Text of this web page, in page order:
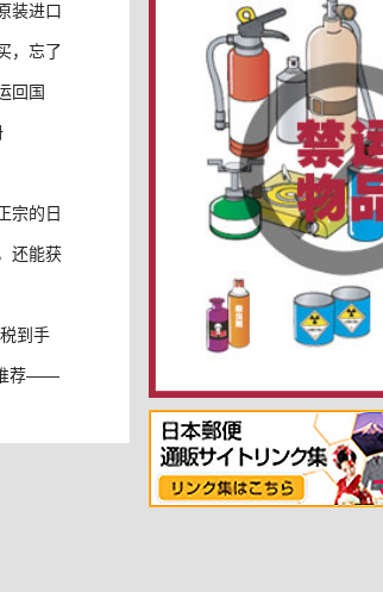
装进口
，忘了
回国
宗的日
还能获
到手
推荐——